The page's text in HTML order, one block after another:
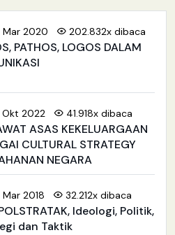
Mar 2020 202.832x dibaca
PATHOS, LOGOS DALAM
Okt 2022 41.918x dibaca
ASAS KEKELUARGAAN
CULTURAL STRATEGY
NEGARA
2018 32.212x dibaca
Ideologi, Politik,
dan Taktik